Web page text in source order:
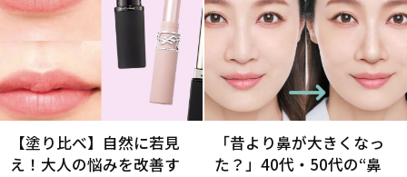
【塗り比べ】自然に若見
え！大人の悩みを改善す
「昔より鼻が大きくなっ
た？」40代・50代の“鼻